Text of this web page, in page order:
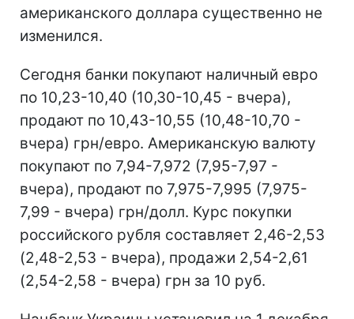
американского доллара существенно не
изменился.
Сегодня банки покупают наличный евро
по 10,23-10,40 (10,30-10,45 - вчера),
продают по 10,43-10,55 (10,48-10,70 -
вчера) грн/евро. Американскую валюту
покупают по 7,94-7,972 (7,95-7,97 -
вчера), продают по 7,975-7,995 (7,975-
7,99 - вчера) грн/долл. Курс покупки
российского рубля составляет 2,46-2,53
(2,48-2,53 - вчера), продажи 2,54-2,61
(2,54-2,58 - вчера) грн за 10 руб.